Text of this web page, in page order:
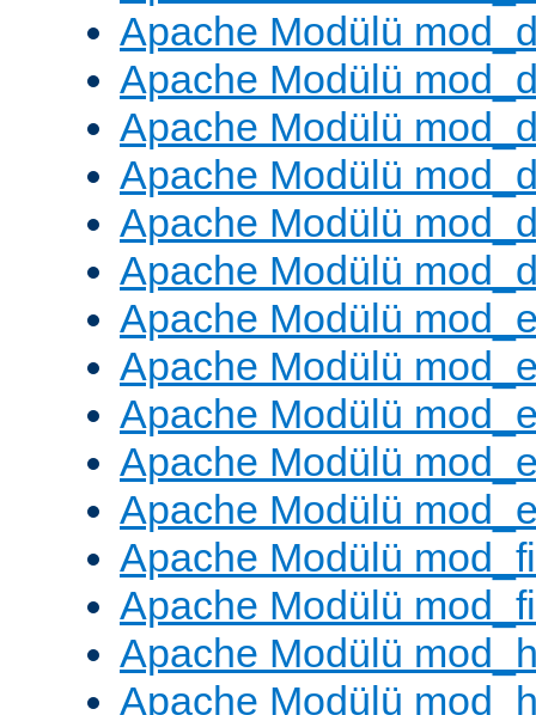
Apache Modülü
Apache Modülü
Apache Modülü
Apache Modülü
Apache Modülü
Apache Modülü
Apache Modülü
Apache Modülü
Apache Modülü
Apache Modülü
Apache Modülü
Apache Modülü
Apache Modülü
Apache Modülü
Apache Modülü